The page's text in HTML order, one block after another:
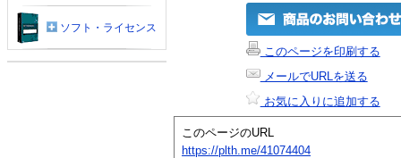
このページを印刷する
メールでURLを送る
お気に入りに追加する
このページのURL
https://plth.me/41074404
ソフト・ライセンス